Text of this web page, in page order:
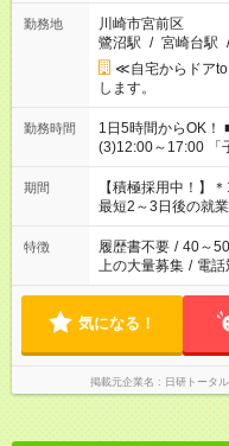
勤務地
川崎市宮前区
鷺沼駅 / 宮崎台駅
≪自宅からドア
します。
勤務時間
1日5時間からOK！ ■シフト例 (1)8:00～13:00 (2)10:00～15:00
(3)12:00～17:00 「子どもたちが学校に行く間だけ働きたい」
「余裕を持って夕
はプライベートの
いね。 ※Wワーク希望の方へ 今ご覧のお仕事で希望する勤務時
間と、もう1つのお
場合は応募できま
期間
【積極採用中！】
最短2～3日後の就
特徴 履歴書不要 / 40～
上の大量募集 / 電話
気になる！
掲載元企業名 日研トータ